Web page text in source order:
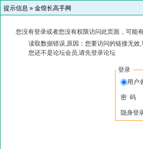
提示信息 » 金馆长高手网
您没有登录或者您没有权限访问此页面，可能
读取数据错误,原因：您要访问的链接无效
您还不是论坛会员,请先登录论坛
登录
用户
密 码
隐身登